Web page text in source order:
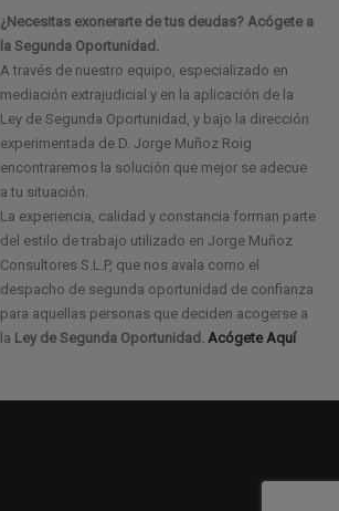
¿Necesitas exonerarte de tus deudas? Acógete a
la Segunda Oportunidad.
A través de nuestro equipo, especializado en
mediación extrajudicial y en la aplicación de la
Ley de Segunda Oportunidad, y bajo la dirección
experimentada de D. Jorge Muñoz Roig
encontraremos la solución que mejor se adecue
a tu situación.
La experiencia, calidad y constancia forman parte
del estilo de trabajo utilizado en Jorge Muñoz
Consultores S.L.P, que nos avala como el
despacho de segunda oportunidad de confianza
para aquellas personas que deciden acogerse a
la Ley de Segunda Oportunidad.Acógete Aquí